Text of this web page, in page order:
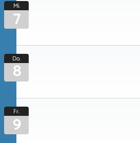
Mi.
7
Do.
8
Fr.
9